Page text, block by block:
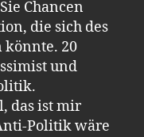
Chancen
die sich des
könnte. 20
und
das ist mir
Politik wäre